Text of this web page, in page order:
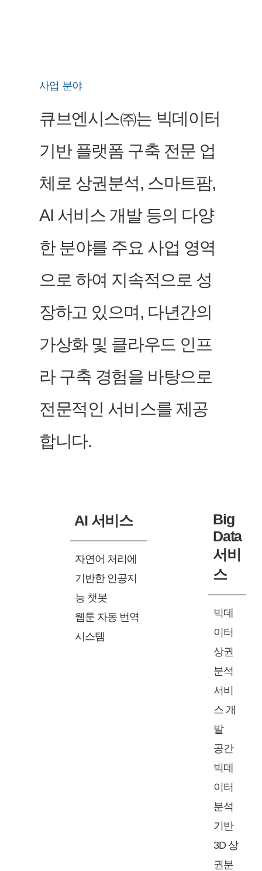
사업 분야
큐브엔시스㈜는 빅데이터
기반 플랫폼 구축 전문 업
체로 상권분석, 스마트팜,
AI 서비스 개발 등의 다양
한 분야를 주요 사업 영역
으로 하여 지속적으로 성
장하고 있으며, 다년간의
가상화 및 클라우드 인프
라 구축 경험을 바탕으로
전문적인 서비스를 제공
합니다.
AI 서비스
자연어 처리에
기반한 인공지
능 챗봇
웹툰 자동 번역
시스템
Big
Data
서비
스
빅데
이터
상권
분석
서비
스 개
발
공간
빅데
이터
분석
기반
3D 상
권분